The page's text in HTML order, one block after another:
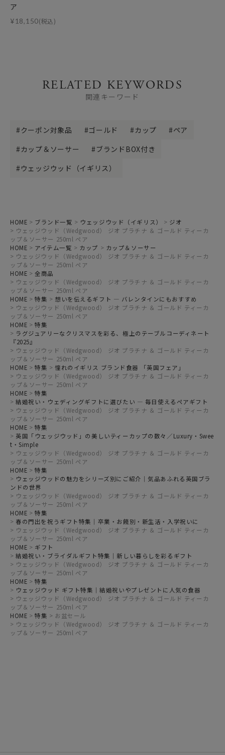
ア
¥18,150(税込)
RELATED KEYWORDS
関連キーワード
クーポン対象品 ゴールド カップ
ペア
カップ＆ソーサー
ブランドBOX付き
ウェッジウッド（イギリス）
HOME ブランド一覧 ウェッジウッド（イギリス）
ジオ
ウェッジウッド（Wedgwood） ジオ プラチナ ＆ ゴールド ティーカ
ップ＆ソーサー 250ml ペア
HOME
アイテム一覧 カップ
カップ＆ソーサー
ウェッジウッド（Wedgwood） ジオ プラチナ ＆ ゴールド ティーカ
ップ＆ソーサー 250ml ペア
HOME
全商品
ウェッジウッド（Wedgwood） ジオ プラチナ ＆ ゴールド ティーカ
ップ＆ソーサー 250ml ペア
HOME
特集
想いを伝えるギフト ― バレンタインにもおすすめ
ウェッジウッド（Wedgwood） ジオ プラチナ ＆ ゴールド ティーカ
ップ＆ソーサー 250ml ペア
HOME
特集
ラグジュアリーなクリスマスを彩る、極上のテーブルコーディネート
『2025』
ウェッジウッド（Wedgwood） ジオ プラチナ ＆ ゴールド ティーカ
ップ＆ソーサー 250ml ペア
HOME
特集
憧れのイギリス ブランド食器 「英国フェア」
ウェッジウッド（Wedgwood） ジオ プラチナ ＆ ゴールド ティーカ
ップ＆ソーサー 250ml ペア
HOME
特集
結婚祝い・ウェディングギフトに選びたい ― 毎日使えるペアギフト
ウェッジウッド（Wedgwood） ジオ プラチナ ＆ ゴールド ティーカ
ップ＆ソーサー 250ml ペア
HOME
特集
英国「ウェッジウッド」の美しいティーカップの数々／Luxury・Swee
t・Simple
ウェッジウッド（Wedgwood） ジオ プラチナ ＆ ゴールド ティーカ
ップ＆ソーサー 250ml ペア
HOME
特集
ウェッジウッドの魅力をシリーズ別にご紹介｜気品あふれる英国ブラ
ンドの世界
ウェッジウッド（Wedgwood） ジオ プラチナ ＆ ゴールド ティーカ
ップ＆ソーサー 250ml ペア
HOME
特集
春の門出を祝うギフト特集｜卒業・お餞別・新生活・入学祝いに
ウェッジウッド（Wedgwood） ジオ プラチナ ＆ ゴールド ティーカ
ップ＆ソーサー 250ml ペア
HOME
ギフト
結婚祝い・ブライダルギフト特集｜新しい暮らしを彩るギフト
ウェッジウッド（Wedgwood） ジオ プラチナ ＆ ゴールド ティーカ
ップ＆ソーサー 250ml ペア
HOME
特集
ウェッジウッド ギフト特集｜結婚祝いやプレゼントに人気の食器
ウェッジウッド（Wedgwood） ジオ プラチナ ＆ ゴールド ティーカ
ップ＆ソーサー 250ml ペア
HOME
特集
お盆セール
ウェッジウッド（Wedgwood） ジオ プラチナ ＆ ゴールド ティーカ
ップ＆ソーサー 250ml ペア